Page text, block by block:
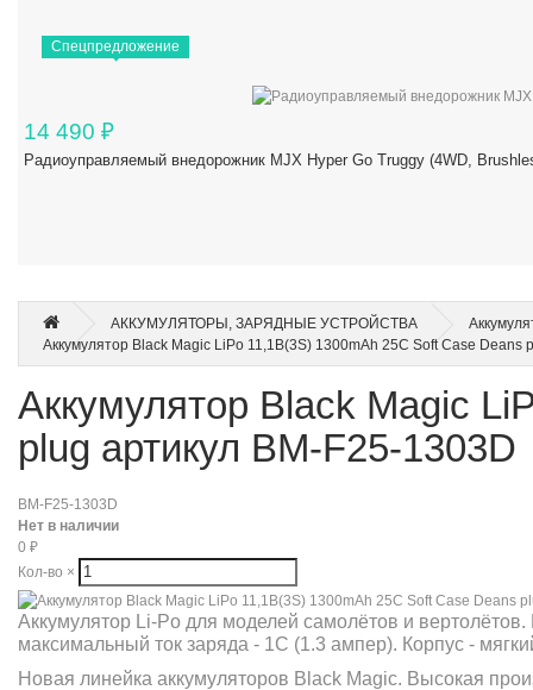
Спецпредложение
14 490 ₽
Радиоуправляемый внедорожник MJX Hyper Go Truggy (4WD,
АККУМУЛЯТОРЫ, ЗАРЯДНЫЕ УСТРОЙСТВА
Аккумулятор Black Magic LiPo 11,1В(3S) 1300mAh 25C Soft Case Deans
Аккумулятор Black Magic
plug артикул BM-F25-1303D
BM-F25-1303D
Нет в наличии
0 ₽
Кол-во ×
Аккумулятор Li-Po для моделей самолётов и
максимальный ток заряда - 1C (1.3 ампер). Корпус -
Новая линейка аккумуляторов Black Magic. Высокая